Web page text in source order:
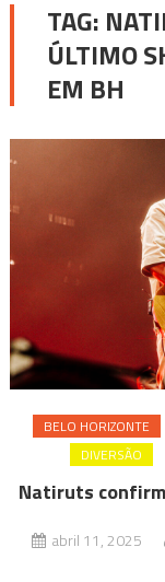
TAG:
ÚLTIMO
EM BH
BELO HORIZONTE
DIVERSÃO
Natiruts
abril 11, 2025